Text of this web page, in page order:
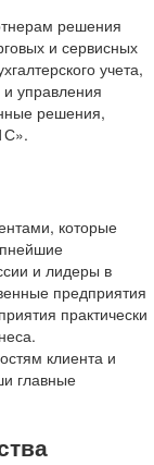
решения
и сервисных
учета,
управления
решения,
которые
и лидеры в
предприятия
практически
клиента и
главные